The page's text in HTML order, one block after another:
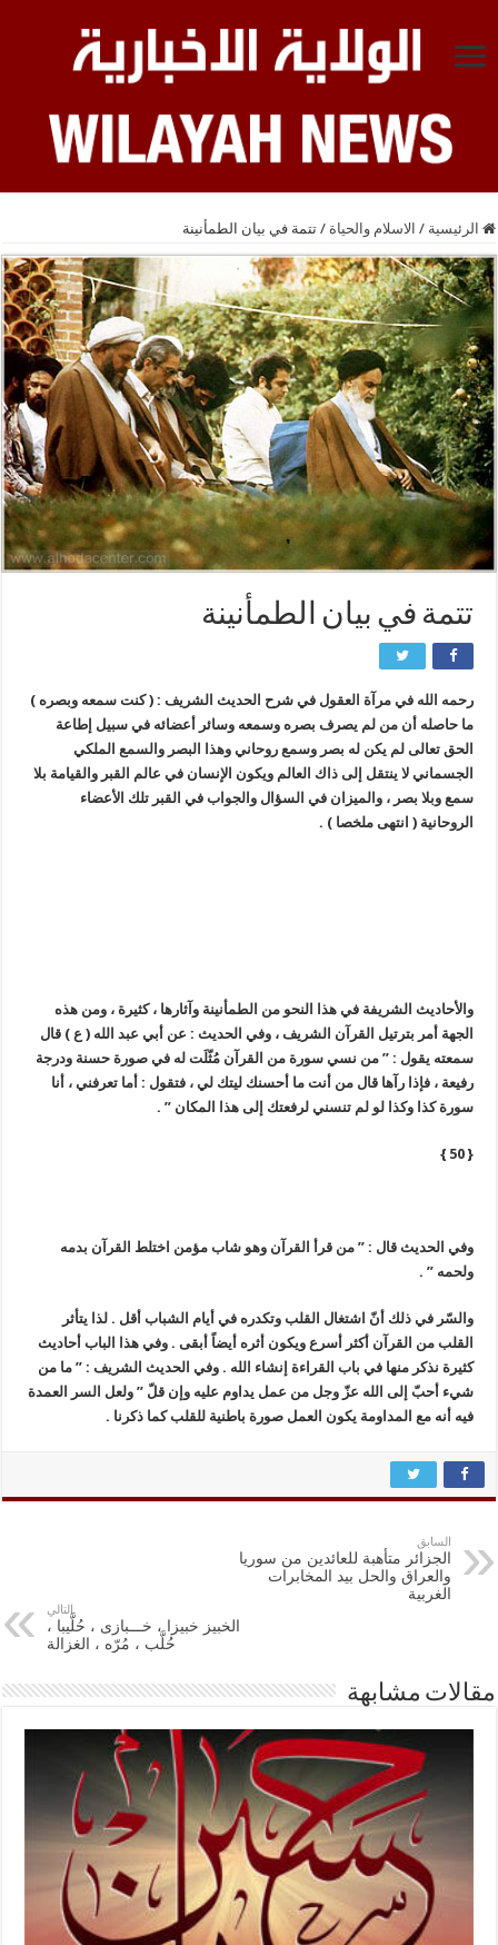
الرئيسية / الاسلام والحياة / تتمة في بيان الطمأنينة
تتمة في بيان الطمأنينة
رحمه الله في مرآة العقول في شرح الحديث الشريف : ( كنت سمعه وبصره )
ما حاصله أن من لم يصرف بصره وسمعه وسائر أعضائه في سبيل إطاعة
الحق تعالى لم يكن له بصر وسمع روحاني وهذا البصر والسمع الملكي
الجسماني لا ينتقل إلى ذاك العالم ويكون الإنسان في عالم القبر والقيامة بلا
سمع وبلا بصر ، والميزان في السؤال والجواب في القبر تلك الأعضاء
الروحانية ( انتهى ملخصا ) .
والأحاديث الشريفة في هذا النحو من الطمأنينة وآثارها ، كثيرة ، ومن هذه
الجهة أمر بترتيل القرآن الشريف ، وفي الحديث : عن أبي عبد الله ( ع ) قال
سمعته يقول : ” من نسي سورة من القرآن مُثّلَت له في صورة حسنة ودرجة
رفيعة ، فإذا رآها قال من أنت ما أحسنك ليتك لي ، فتقول : أما تعرفني ، أنا
سورة كذا وكذا لو لم تنسني لرفعتك إلى هذا المكان ” .
{ 50 }
وفي الحديث قال : ” من قرأ القرآن وهو شاب مؤمن اختلط القرآن بدمه
ولحمه ” .
والسّر في ذلك أنّ اشتغال القلب وتكدره في أيام الشباب أقل . لذا يتأثر
القلب من القرآن أكثر أسرع ويكون أثره أيضاً أبقى . وفي هذا الباب أحاديث
كثيرة نذكر منها في باب القراءة إنشاء الله . وفي الحديث الشريف : ” ما من
شيء أحبّ إلى الله عزّ وجل من عمل يداوم عليه وإن قلّ ” ولعل السر العمدة
فيه أنه مع المداومة يكون العمل صورة باطنية للقلب كما ذكرنا .
السابق
الجزائر متأهبة للعائدين من سوريا
والعراق والحل بيد المخابرات
الغربية
التالي
الخبيز خبيزا ، خـــبازى ، حُلَّيبا ،
حُلَّب ، مُرّه ، الغزالة
مقالات مشابهة